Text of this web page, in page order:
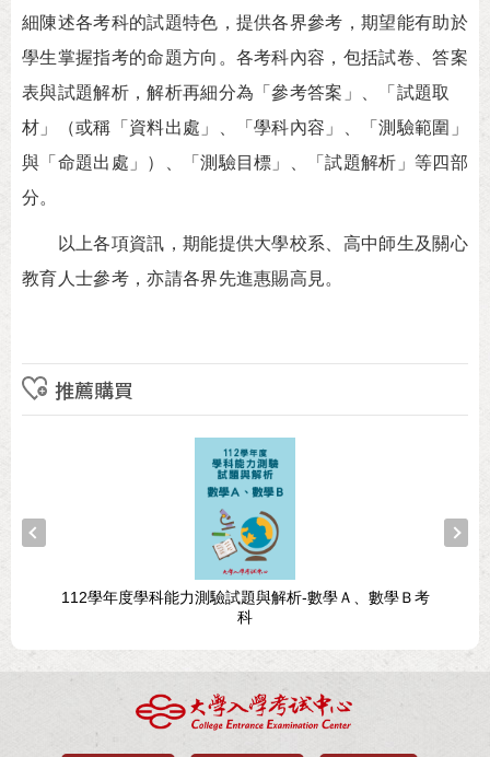
細陳述各考科的試題特色，提供各界參考，期望能有助於
學生掌握指考的命題方向。各考科內容，包括試卷、答案
表與試題解析，解析再細分為「參考答案」、「試題取
材」（或稱「資料出處」、「學科內容」、「測驗範圍」
與「命題出處」）、「測驗目標」、「試題解析」等四部
分。
以上各項資訊，期能提供大學校系、高中師生及關心
教育人士參考，亦請各界先進惠賜高見。
推薦購買
112學年度學科能力測驗試題與解析-數學Ａ、數學Ｂ考
科